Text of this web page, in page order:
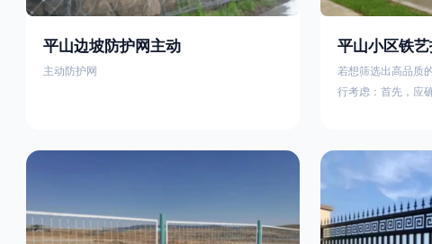
平山边坡防护网主动
主动防护网
平山小区铁
若想筛选出高品质
行考虑：首先，应
好的制造机器之间
锻造铁艺产品，这
固许多，且外观更
重立柱与框架的选
据不同部位的需求